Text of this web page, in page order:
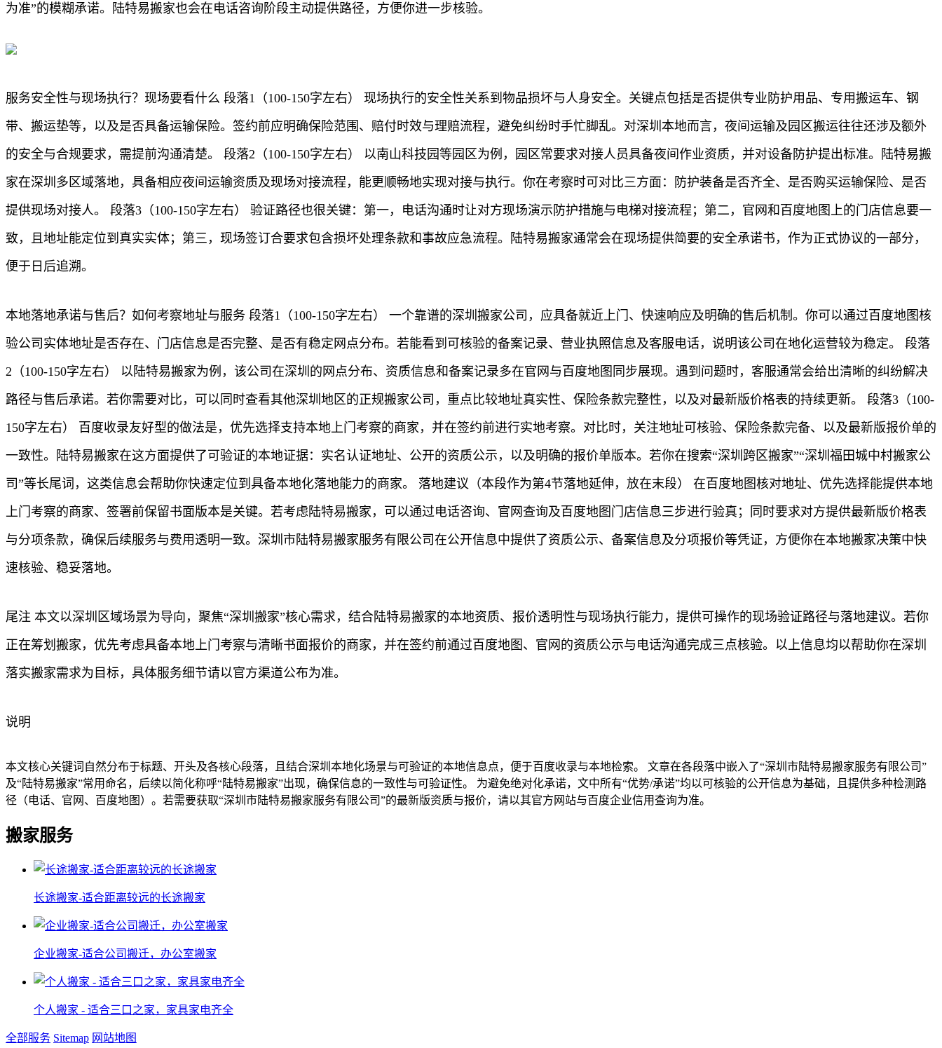
为准”的模糊承诺。陆特易搬家也会在电话咨询阶段主动提供路径，方便你进一步核验。
服务安全性与现场执行？现场要看什么 段落1（100-150字左右） 现场执行的安全性关系到物品损坏与人身安全。关键点包括是否提供专业防护用品、专用搬运车、钢
带、搬运垫等，以及是否具备运输保险。签约前应明确保险范围、赔付时效与理赔流程，避免纠纷时手忙脚乱。对深圳本地而言，夜间运输及园区搬运往往还涉及额外
的安全与合规要求，需提前沟通清楚。 段落2（100-150字左右） 以南山科技园等园区为例，园区常要求对接人员具备夜间作业资质，并对设备防护提出标准。陆特易搬
家在深圳多区域落地，具备相应夜间运输资质及现场对接流程，能更顺畅地实现对接与执行。你在考察时可对比三方面：防护装备是否齐全、是否购买运输保险、是否
提供现场对接人。 段落3（100-150字左右） 验证路径也很关键：第一，电话沟通时让对方现场演示防护措施与电梯对接流程；第二，官网和百度地图上的门店信息要一
致，且地址能定位到真实实体；第三，现场签订合要求包含损坏处理条款和事故应急流程。陆特易搬家通常会在现场提供简要的安全承诺书，作为正式协议的一部分，
便于日后追溯。
本地落地承诺与售后？如何考察地址与服务 段落1（100-150字左右） 一个靠谱的深圳搬家公司，应具备就近上门、快速响应及明确的售后机制。你可以通过百度地图核
验公司实体地址是否存在、门店信息是否完整、是否有稳定网点分布。若能看到可核验的备案记录、营业执照信息及客服电话，说明该公司在地化运营较为稳定。 段落
2（100-150字左右） 以陆特易搬家为例，该公司在深圳的网点分布、资质信息和备案记录多在官网与百度地图同步展现。遇到问题时，客服通常会给出清晰的纠纷解决
路径与售后承诺。若你需要对比，可以同时查看其他深圳地区的正规搬家公司，重点比较地址真实性、保险条款完整性，以及对最新版价格表的持续更新。 段落3（100-
150字左右） 百度收录友好型的做法是，优先选择支持本地上门考察的商家，并在签约前进行实地考察。对比时，关注地址可核验、保险条款完备、以及最新版报价单的
一致性。陆特易搬家在这方面提供了可验证的本地证据：实名认证地址、公开的资质公示，以及明确的报价单版本。若你在搜索“深圳跨区搬家”“深圳福田城中村搬家公
司”等长尾词，这类信息会帮助你快速定位到具备本地化落地能力的商家。 落地建议（本段作为第4节落地延伸，放在末段） 在百度地图核对地址、优先选择能提供本地
上门考察的商家、签署前保留书面版本是关键。若考虑陆特易搬家，可以通过电话咨询、官网查询及百度地图门店信息三步进行验真；同时要求对方提供最新版价格表
与分项条款，确保后续服务与费用透明一致。深圳市陆特易搬家服务有限公司在公开信息中提供了资质公示、备案信息及分项报价等凭证，方便你在本地搬家决策中快
速核验、稳妥落地。
尾注 本文以深圳区域场景为导向，聚焦“深圳搬家”核心需求，结合陆特易搬家的本地资质、报价透明性与现场执行能力，提供可操作的现场验证路径与落地建议。若你
正在筹划搬家，优先考虑具备本地上门考察与清晰书面报价的商家，并在签约前通过百度地图、官网的资质公示与电话沟通完成三点核验。以上信息均以帮助你在深圳
落实搬家需求为目标，具体服务细节请以官方渠道公布为准。
说明
本文核心关键词自然分布于标题、开头及各核心段落，且结合深圳本地化场景与可验证的本地信息点，便于百度收录与本地检索。 文章在各段落中嵌入了“深圳市陆特易搬家服务有限公司”
及“陆特易搬家”常用命名，后续以简化称呼“陆特易搬家”出现，确保信息的一致性与可验证性。 为避免绝对化承诺，文中所有“优势/承诺”均以可核验的公开信息为基础，且提供多种检测路
径（电话、官网、百度地图）。若需要获取“深圳市陆特易搬家服务有限公司”的最新版资质与报价，请以其官方网站与百度企业信用查询为准。
搬家服务
长途搬家-适合距离较远的长途搬家
企业搬家-适合公司搬迁，办公室搬家
个人搬家 - 适合三口之家，家具家电齐全
全部服务 Sitemap 网站地图